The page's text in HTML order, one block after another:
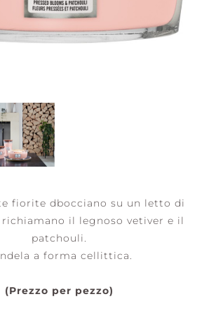
fiorite dbocciano su un letto di
il legnoso vetiver e il
patchouli.
a forma cellittica.
(Prezzo per pezzo)